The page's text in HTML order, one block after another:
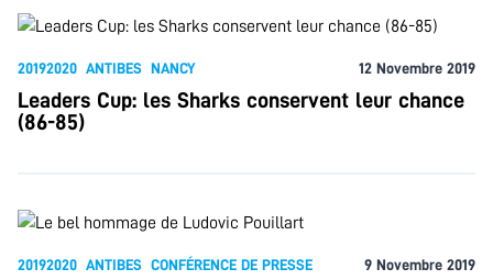
20192020 ANTIBES NANCY 12 Novembre 2019
Leaders Cup: les Sharks conservent leur chance
(86-85)
20192020 ANTIBES CONFÉRENCE DE PRESSE 9 Novembre 2019